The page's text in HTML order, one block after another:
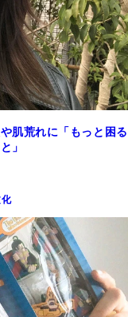
肌荒れに「もっと困る
」
化